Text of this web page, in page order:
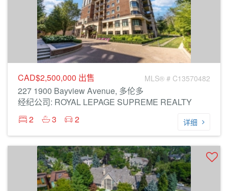
CAD$2,500,000 出售 MLS® # C13570482
227 1900 Bayview Avenue, 多伦多
经纪公司: ROYAL LEPAGE SUPREME REALTY
2
3 2 详细